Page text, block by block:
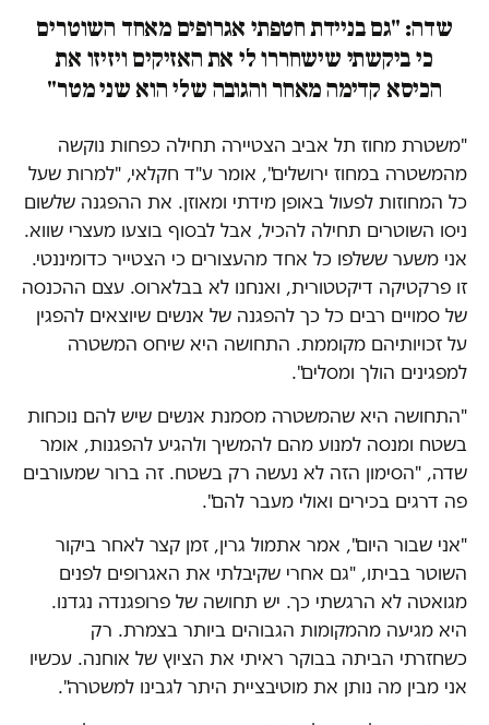
שדה: "גם בניידת חטפתי אגרופים מאחד השוטרים
כי ביקשתי שישחררו לי את האזיקים ויזיזו את
הכיסא קדימה מאחר והגובה שלי הוא שני מטר"
"משטרת מחוז תל אביב הצטיירה תחילה כפחות נוקשה
מהמשטרה במחוז ירושלים", אומר ע"ד חקלאי, "למרות שעל
כל המחוזות לפעול באופן מידתי ומאוזן. את ההפגנה שלשום
ניסו השוטרים תחילה להכיל, אבל לבסוף בוצעו מעצרי שווא.
אני משער ששלפו כל אחד מהעצורים כי הצטייר כדומיננטי.
זו פרקטיקה דיקטטורית, ואנחנו לא בבלארוס. עצם ההכנסה
של סמויים רבים כל כך להפגנה של אנשים שיוצאים להפגין
על זכויותיהם מקוממת. התחושה היא שיחס המשטרה
למפגינים הולך ומסלים".
"התחושה היא שהמשטרה מסמנת אנשים שיש להם נוכחות
בשטח ומנסה למנוע מהם להמשיך ולהגיע להפגנות, אומר
שדה, "הסימון הזה לא נעשה רק בשטח. זה ברור שמעורבים
פה דרגים בכירים ואולי מעבר להם".
"אני שבור היום", אמר אתמול גרין, זמן קצר לאחר ביקור
השוטר בביתו, "גם אחרי שקיבלתי את האגרופים לפנים
מגואטה לא הרגשתי כך. יש תחושה של פרופגנדה נגדנו.
היא מגיעה מהמקומות הגבוהים ביותר בצמרת. רק
כשחזרתי הביתה בבוקר ראיתי את הציוץ של אוחנה. עכשיו
אני מבין מה נותן את מוטיבציית היתר לגבינו למשטרה".